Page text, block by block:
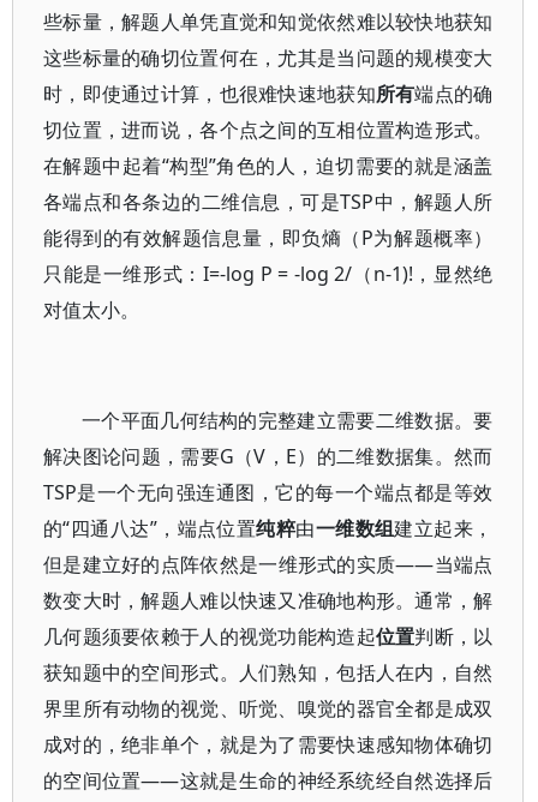
些标量，解题人单凭直觉和知觉依然难以较快地获知
这些标量的确切位置何在，尤其是当问题的规模变大
时，即使通过计算，也很难快速地获知所有端点的确
切位置，进而说，各个点之间的互相位置构造形式。
在解题中起着“构型”角色的人，迫切需要的就是涵盖
各端点和各条边的二维信息，可是TSP中，解题人所
能得到的有效解题信息量，即负熵（P为解题概率）
只能是一维形式：I=-log P = -log 2/（n-1)!，显然绝
对值太小。
一个平面几何结构的完整建立需要二维数据。要
解决图论问题，需要G（V，E）的二维数据集。然而
TSP是一个无向强连通图，它的每一个端点都是等效
的“四通八达”，端点位置纯粹由一维数组建立起来，
但是建立好的点阵依然是一维形式的实质——当端点
数变大时，解题人难以快速又准确地构形。通常，解
几何题须要依赖于人的视觉功能构造起位置判断，以
获知题中的空间形式。人们熟知，包括人在内，自然
界里所有动物的视觉、听觉、嗅觉的器官全都是成双
成对的，绝非单个，就是为了需要快速感知物体确切
的空间位置——这就是生命的神经系统经自然选择后